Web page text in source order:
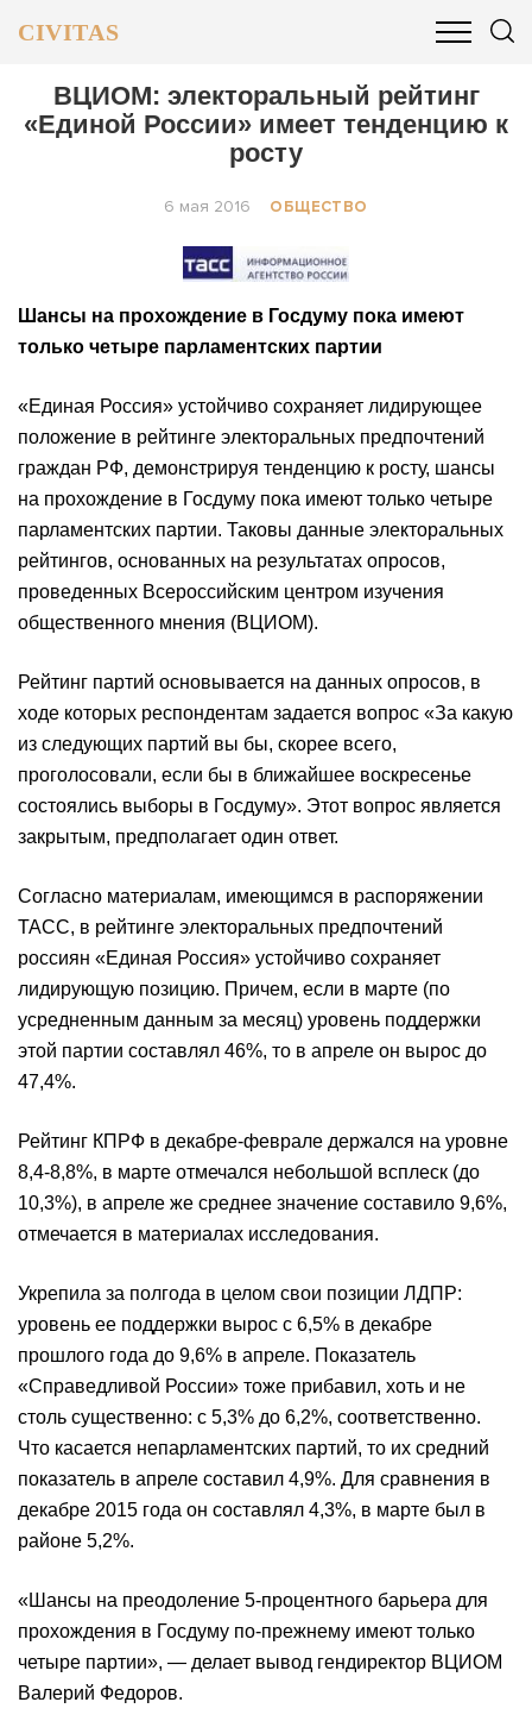
CIVITAS
ОБЩЕСТВО БИЗНЕС И ФИНАНСЫ
ВЦИОМ: электоральный рейтинг
«Единой России» имеет тенденцию к
росту
6 мая 2016 ОБЩЕСТВО
Шансы на прохождение в Госдуму пока имеют
только четыре парламентских партии
«Единая Россия» устойчиво сохраняет лидирующее
положение в рейтинге электоральных предпочтений
граждан РФ, демонстрируя тенденцию к росту, шансы
на прохождение в Госдуму пока имеют только четыре
парламентских партии. Таковы данные электоральных
рейтингов, основанных на результатах опросов,
проведенных Всероссийским центром изучения
общественного мнения (ВЦИОМ).
Рейтинг партий основывается на данных опросов, в
ходе которых респондентам задается вопрос «За какую
из следующих партий вы бы, скорее всего,
проголосовали, если бы в ближайшее воскресенье
состоялись выборы в Госдуму». Этот вопрос является
закрытым, предполагает один ответ.
Согласно материалам, имеющимся в распоряжении
ТАСС, в рейтинге электоральных предпочтений
россиян «Единая Россия» устойчиво сохраняет
лидирующую позицию. Причем, если в марте (по
усредненным данным за месяц) уровень поддержки
этой партии составлял 46%, то в апреле он вырос до
47,4%.
Рейтинг КПРФ в декабре-феврале держался на уровне
8,4-8,8%, в марте отмечался небольшой всплеск (до
10,3%), в апреле же среднее значение составило 9,6%,
отмечается в материалах исследования.
Укрепила за полгода в целом свои позиции ЛДПР:
уровень ее поддержки вырос с 6,5% в декабре
прошлого года до 9,6% в апреле. Показатель
«Справедливой России» тоже прибавил, хоть и не
столь существенно: с 5,3% до 6,2%, соответственно.
Что касается непарламентских партий, то их средний
показатель в апреле составил 4,9%. Для сравнения в
декабре 2015 года он составлял 4,3%, в марте был в
районе 5,2%.
«Шансы на преодоление 5-процентного барьера для
прохождения в Госдуму по-прежнему имеют только
четыре партии», — делает вывод гендиректор ВЦИОМ
Валерий Федоров.